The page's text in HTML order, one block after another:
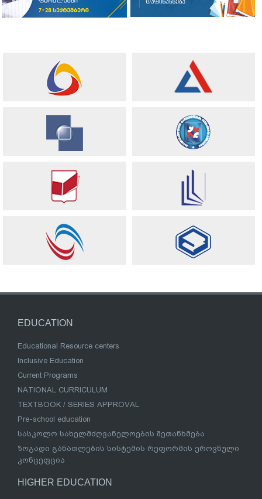
EDUCATION
Educational Resource centers
Inclusive Education
Current Programs
NATIONAL CURRICULUM
TEXTBOOK / SERIES APPROVAL
Pre-school education
სასკოლო სახელმძღვანელოების შეთანხმება
ზოგადი განათლების სისტემის რეფორმის ეროვნული
კონცეფცია
HIGHER EDUCATION